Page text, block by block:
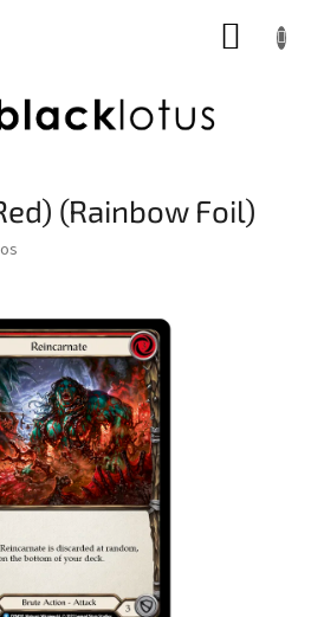
(Rainbow Foil)